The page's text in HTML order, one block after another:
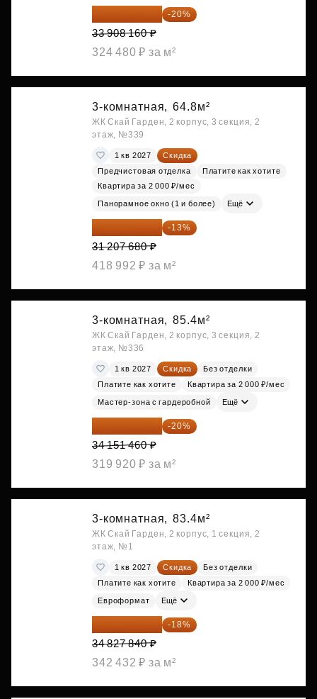
27 126 528 ₽ -20%
33 908 160 ₽
324 480 ₽ за м²
3-комнатная, 64.8м²
ЖК Скай Гарден, 2 корпус, 3 секция, 2
этаж, №339
1 кв 2027
Скидка
Предчистовая отделка
Платите как хотите
Квартира за 2 000 ₽/мес
Панорамное окно (1 и более) Ещё
27 150 682 ₽ -13%
31 207 680 ₽
418 992 ₽ за м²
3-комнатная, 85.4м²
ЖК Скай Гарден, 2 корпус, 3 секция, 2
этаж, №336
1 кв 2027 Скидка
Без отделки
Платите как хотите
Квартира за 2 000 ₽/мес
Мастер-зона с гардеробной Ещё
27 321 168 ₽ -20%
34 151 460 ₽
319 920 ₽ за м²
3-комнатная, 83.4м²
ЖК Скай Гарден, 2 корпус, 1 секция, 2
этаж, №1
1 кв 2027 Скидка
Без отделки
Платите как хотите
Квартира за 2 000 ₽/мес
Евроформат Ещё
28 558 829 ₽ -18%
34 827 840 ₽
342 432 ₽ за м²